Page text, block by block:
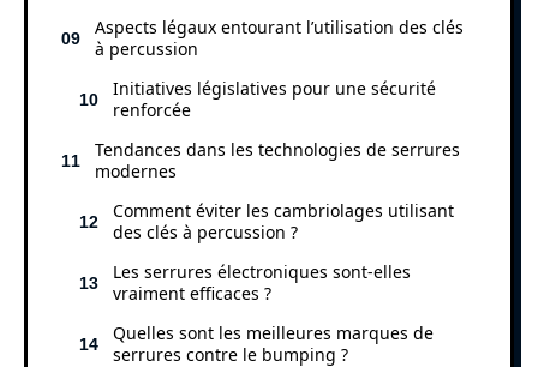
Aspects légaux entourant l’utilisation des clés
à percussion
Initiatives législatives pour une sécurité
renforcée
Tendances dans les technologies de serrures
modernes
Comment éviter les cambriolages utilisant
des clés à percussion ?
Les serrures électroniques sont-elles
vraiment efficaces ?
Quelles sont les meilleures marques de
serrures contre le bumping ?